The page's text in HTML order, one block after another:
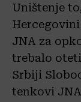
Uništenje
JNA za
trebalo
Srbiji
tenkovi